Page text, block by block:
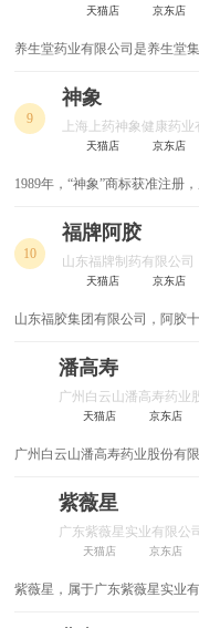
天猫店 京东店
养生堂药业有限公司是养生堂
保健品领军企业之一。
9
神象
上海上药神象健康药业
天猫店 京东店
1989年，“神象”商标获准注册
品牌，凭借良好的产品品质和
品”、“上海市著名商标”称号，
业。
10
福牌阿胶
山东福牌制药有限公司
天猫店 京东店
山东福胶集团有限公司，阿胶
牌阿胶及系列药品、食品、保
潘高寿
广州白云山潘高寿药业
天猫店 京东店
广州白云山潘高寿药业股份有
止咳化痰药著称的中成药生产企
紫薇星
广东紫薇星实业有限公
天猫店 京东店
紫薇星，属于广东紫薇星实业